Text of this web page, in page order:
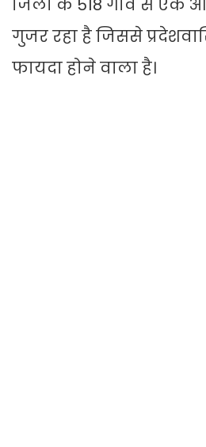
जिलों के 518 गांव से एक
गुजर रहा है जिससे
फायदा होने वाला है।